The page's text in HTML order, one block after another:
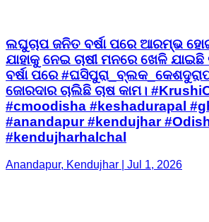
ଲଘୁଚାପ ଜନିତ ବର୍ଷା ପରେ ଆରମ୍ଭ
ଯାହାକୁ ନେଇ ଚାଷୀ ମନରେ ଖେଳି
ବର୍ଷା ପରେ
ଜୋରଦାର ଚାଲିଛି ଚାଷ କାମ।
#cmoodisha #keshadurapal
#anandapur #kendujhar
#kendujharhalchal
Anandapur, Kendujhar | Jul 1, 2026